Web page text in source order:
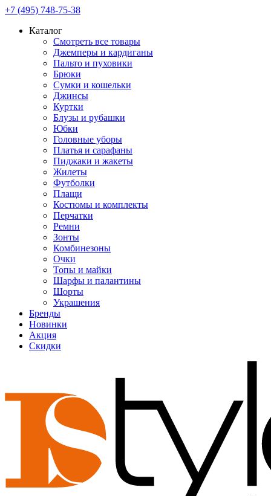
+7 (495) 748-75-38
Каталог
Смотреть все товары
Джемперы и кардиганы
Пальто и пуховики
Брюки
Сумки и кошельки
Джинсы
Куртки
Блузы и рубашки
Юбки
Головные уборы
Платья и сарафаны
Пиджаки и жакеты
Жилеты
Футболки
Плащи
Костюмы и комплекты
Перчатки
Ремни
Зонты
Комбинезоны
Очки
Топы и майки
Шарфы и палантины
Шорты
Украшения
Бренды
Новинки
Акция
Скидки